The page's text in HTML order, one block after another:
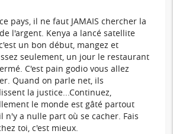
pays, il ne faut JAMAIS chercher la
l'argent. Kenya a lancé satellite
un bon début, mangez et
seulement, un jour le restaurant
C'est pain godio vous allez
Quand on parle net, ils
la justice...Continuez,
le monde est gâté partout
n'y a nulle part où se cacher. Fais
toi, c'est mieux.